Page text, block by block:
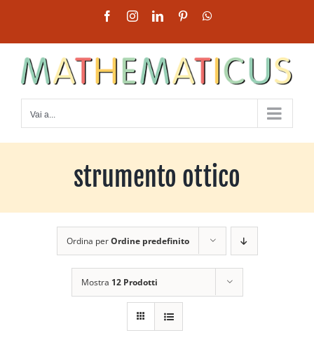
contenuto
FacebookInstagramLinkedInPinterest
Vai a...
strumento ottico
Ordina perOrdine predefinito
Mostra 12 Prodotti